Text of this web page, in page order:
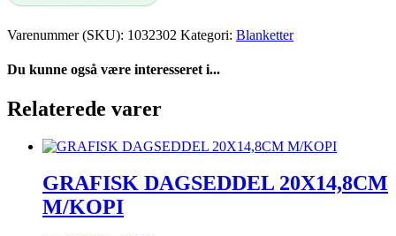
Varenummer (SKU): 1032302 Kategori: Blanketter
Du kunne også være interesseret i...
Relaterede varer
GRAFISK DAGSEDDEL 20X14,8CM
M/KOPI